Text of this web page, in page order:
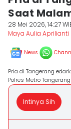
Saat
28 Mei 2026, 14:27
Maya Aulia Aprilianti
News
Pria di Tangerang
Polres Metro
Intinya Sih